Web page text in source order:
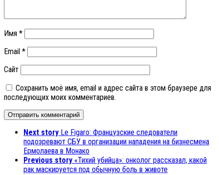
Имя *
Email *
Сайт
Сохранить моё имя, email и адрес сайта в этом браузере для
последующих моих комментариев.
Next story Le Figaro: Французские следователи
подозревают СБУ в организации нападения на бизнесмена
Ермолаева в Монако
Previous story «Тихий убийца»: онколог рассказал, какой
рак маскируется под обычную боль в животе